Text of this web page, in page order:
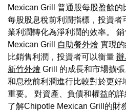
Mexican Grill 普通股每股盈餘
每股股息稅前利潤指標，投資
業利潤轉化為淨利潤的效率。
Mexican Grill
自助餐外燴 實現
比銷售利潤，投資者可以衡量 辦
新竹外燴 Grill 的成長和市場擴
和息稅前利潤進行比較對於更好
重要。 對資產、負債和權益的
了解Chipotle Mexican Grill的財